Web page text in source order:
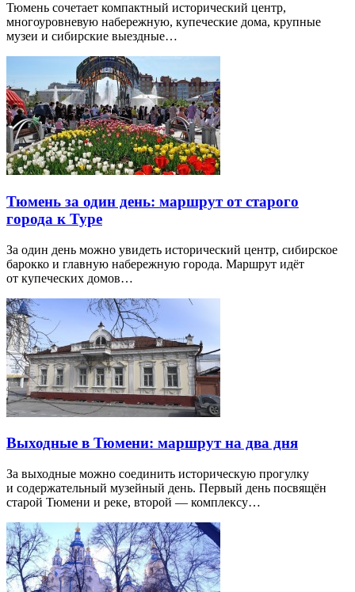
Тюмень сочетает компактный исторический центр,
многоуровневую набережную, купеческие дома, крупные
музеи и сибирские выездные…
Тюмень за один день: маршрут от старого
города к Туре
За один день можно увидеть исторический центр, сибирское
барокко и главную набережную города. Маршрут идёт
от купеческих домов…
Выходные в Тюмени: маршрут на два дня
За выходные можно соединить историческую прогулку
и содержательный музейный день. Первый день посвящён
старой Тюмени и реке, второй — комплексу…